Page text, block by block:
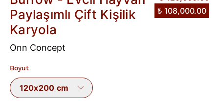
Paylaşımlı Çift Kişilik
Karyola
₺ 108,000.00
Onn Concept
Boyut
120x200 cm